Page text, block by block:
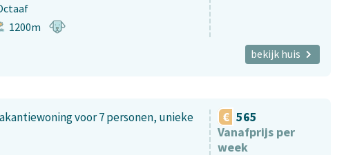
1200m
bekijk huis
voor 7 personen, unieke
565
Vanafprijs per
week